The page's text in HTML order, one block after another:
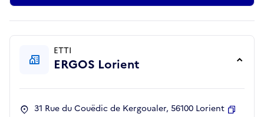
ETTI
ERGOS Lorient
31 Rue du Couëdic de Kergoualer, 56100 Lorient